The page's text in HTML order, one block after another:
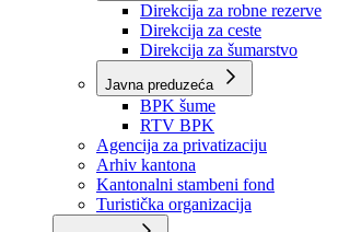
Kantonalna uprava civilne
Direkcije
Direkcija za robne rezerve
Direkcija za ceste
Direkcija za šumarstvo
Javna preduzeća
BPK šume
RTV BPK
Agencija za privatizaciju
Arhiv kantona